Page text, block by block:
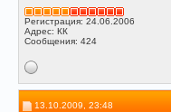
Регистрация: 24.06.2006
Адрес: КК
Сообщения: 424
13.10.2009, 23:48